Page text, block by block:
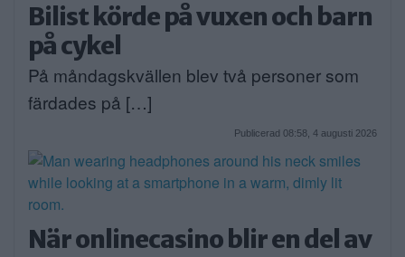
Bilist körde på vuxen och barn
på cykel
På måndagskvällen blev två personer som
färdades på […]
Publicerad 08:58, 4 augusti 2026
När onlinecasino blir en del av